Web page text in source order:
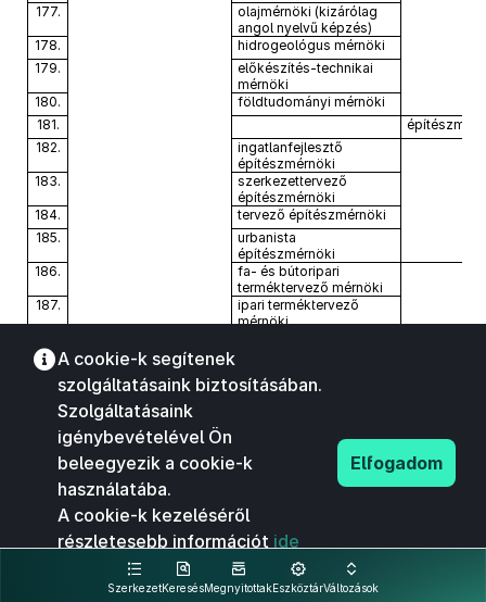
177.
olajmérnöki (kizárólag
angol nyelvű képzés)
178.
hidrogeológus mérnöki
179.
előkészítés-technikai
mérnöki
180.
földtudományi mérnöki
181.
182.
ingatlanfejlesztő
építészmérnöki
183.
szerkezettervező
építészmérnöki
184.
tervező építészmérnöki
185.
urbanista
építészmérnöki
186.
fa- és bútoripari
terméktervező mérnöki
187.
ipari terméktervező
mérnöki
189.
gépészmérnöki
190.
191.
gépészmérnöki
192.
közlekedésmérnöki
logisztikai mérnöki
járműmérnöki
195.
mechatronikai mérnöki
biztonságtechnikai
mérnöki
SzerkezetKeresésMegnyitottakEszköztárVáltozások
A cookie-k segítenek
szolgáltatásaink biztosításában.
Szolgáltatásaink
igénybevételével Ön
beleegyezik a cookie-k
használatába.
A cookie-k kezeléséről
részletesebb információt ide
kattintva olvashat.
Elfogadom